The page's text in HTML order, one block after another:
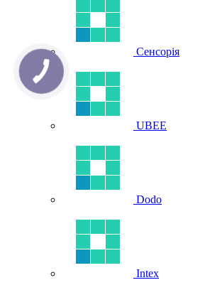
Сенсорія
UBEE
Dodo
Intex